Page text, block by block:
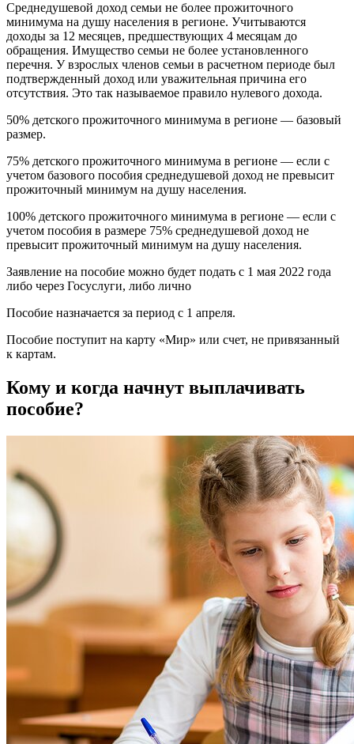
Среднедушевой доход семьи не более прожиточного
минимума на душу населения в регионе. Учитываются
доходы за 12 месяцев, предшествующих 4 месяцам до
обращения. Имущество семьи не более установленного
перечня. У взрослых членов семьи в расчетном периоде был
подтвержденный доход или уважительная причина его
отсутствия. Это так называемое правило нулевого дохода.
50% детского прожиточного минимума в регионе — базовый
размер.
75% детского прожиточного минимума в регионе — если с
учетом базового пособия среднедушевой доход не превысит
прожиточный минимум на душу населения.
100% детского прожиточного минимума в регионе — если с
учетом пособия в размере 75% среднедушевой доход не
превысит прожиточный минимум на душу населения.
Заявление на пособие можно будет подать с 1 мая 2022 года
либо через Госуслуги, либо лично
Пособие назначается за период с 1 апреля.
Пособие поступит на карту «Мир» или счет, не привязанный
к картам.
Кому и когда начнут выплачивать
пособие?